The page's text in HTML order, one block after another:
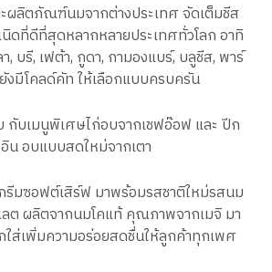
ะผลิตภัณฑ์นมจากต่างประเทศ จัดเต็มชีส
ดที่ดีที่สุดหลากหลายประเทศทั่วโลก อาทิ
, บรี, เฟต้า, กูดา, กามองแบร์, บลูชีส, พาร์
งมีโคลด์คัท ให้เลือกแบบครบครัน
กับเมนูพิเศษไก่อบจากเชฟอ๊อฟ และ ปีก
น อบแบบสดใหม่จากเตา
รีมซอฟต์เสิร์ฟ มาพร้อมรสชาติใหม่รสนม
ต ผลิตจากนมโคแท้ คุณภาพจากเมจิ มา
ส่เพิ่มความอร่อยสดชื่นให้ลูกค้าทุกเพศ